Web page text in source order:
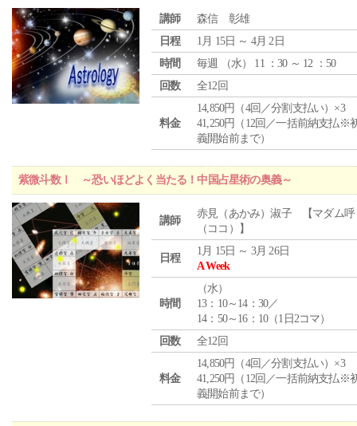
講師
森信 彰雄
日程
1月 15日 ～ 4月 2日
時間
毎週 （水） 11 ：30 ～ 12 ：50
回数
全12回
料金
14,850円（4回／分割支払い）×3
41,250円（12回／一括前納支払※
義開始前まで）
紫微斗数Ⅰ ～恐いほどよく当たる！中国占星術の奥義～
講師
赤見（あかみ）淑子 【マダム呼
（ココ）】
日程
1月 15日 ～ 3月 26日
A Week
時間
（水）
13：10～14：30／
14：50～16：10（1日2コマ）
回数
全12回
料金
14,850円（4回／分割支払い）×3
41,250円（12回／一括前納支払※
義開始前まで）